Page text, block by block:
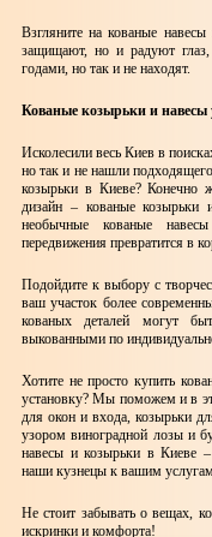
Взгляните на кованые
защищают, но и радуют
годами, но так и не находят.
Кованые козырьки и навесы
Исколесили весь Киев в
но так и не нашли
козырьки в Киеве? Конечно
дизайн – кованые козырьки
необычные кованые
передвижения превратится в
Подойдите к выбору с
ваш участок более
кованых деталей могут
выкованными по
Хотите не просто купить
установку? Мы поможем и в
для окон и входа, козырьки
узором виноградной лозы и
навесы и козырьки в Киеве –
наши кузнецы к вашим
Не стоит забывать о вещах,
искринки и комфорта!